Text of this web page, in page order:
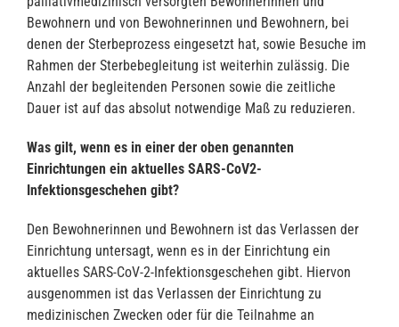
Bewohnern und von Bewohnerinnen und Bewohnern, bei
denen der Sterbeprozess eingesetzt hat, sowie Besuche im
Rahmen der Sterbebegleitung ist weiterhin zulässig. Die
Anzahl der begleitenden Personen sowie die zeitliche
Dauer ist auf das absolut notwendige Maß zu reduzieren.
Was gilt, wenn es in einer der oben genannten
Einrichtungen ein aktuelles SARS-CoV2-
Infektionsgeschehen gibt?
Den Bewohnerinnen und Bewohnern ist das Verlassen der
Einrichtung untersagt, wenn es in der Einrichtung ein
aktuelles SARS-CoV-2-Infektionsgeschehen gibt. Hiervon
ausgenommen ist das Verlassen der Einrichtung zu
medizinischen Zwecken oder für die Teilnahme an